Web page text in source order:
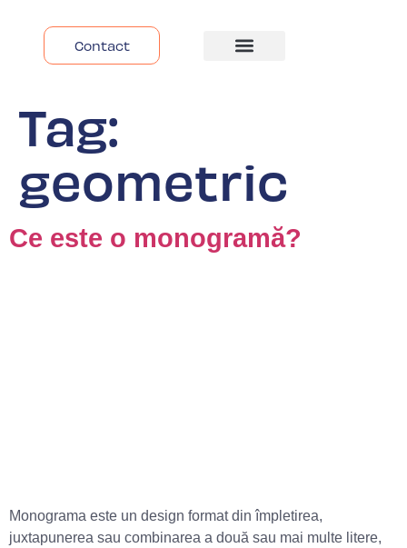
Contact
Tag:
geometric
Ce este o monogramă?
Monograma este un design format din împletirea,
juxtapunerea sau combinarea a două sau mai multe litere,